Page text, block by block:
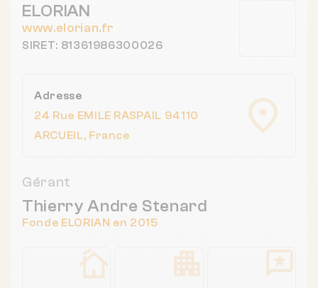
ELORIAN
www.elorian.fr
SIRET: 81361986300026
Adresse
24 Rue EMILE RASPAIL 94110
ARCUEIL, France
Gérant
Thierry Andre Stenard
Fonde ELORIAN en 2015